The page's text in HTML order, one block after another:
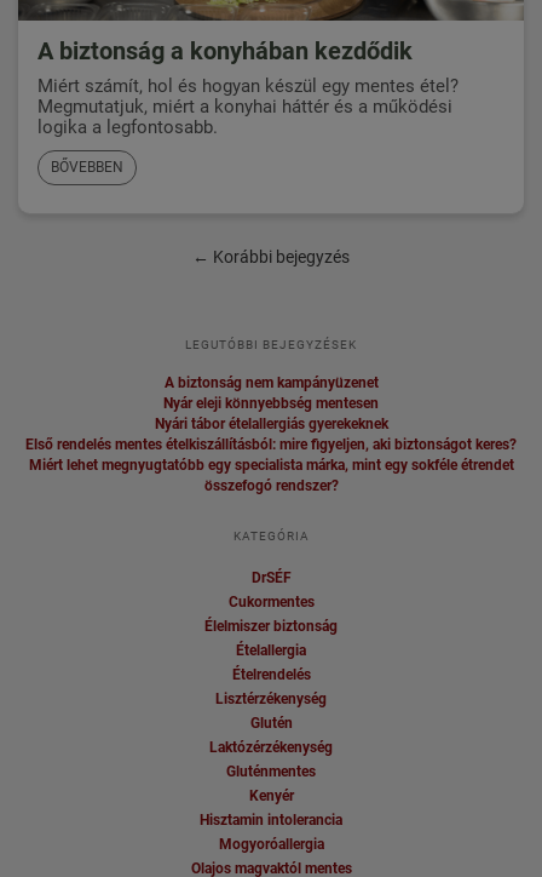
A biztonság a konyhában kezdődik
Miért számít, hol és hogyan készül egy mentes étel?
Megmutatjuk, miért a konyhai háttér és a működési
logika a legfontosabb.
BŐVEBBEN
← Korábbi bejegyzés
LEGUTÓBBI BEJEGYZÉSEK
A biztonság nem kampányüzenet
Nyár eleji könnyebbség mentesen
Nyári tábor ételallergiás gyerekeknek
Első rendelés mentes ételkiszállításból: mire figyeljen, aki biztonságot keres?
Miért lehet megnyugtatóbb egy specialista márka, mint egy sokféle étrendet
összefogó rendszer?
KATEGÓRIA
DrSÉF
Cukormentes
Élelmiszer biztonság
Ételallergia
Ételrendelés
Lisztérzékenység
Glutén
Laktózérzékenység
Gluténmentes
Kenyér
Hisztamin intolerancia
Mogyoróallergia
Olajos magvaktól mentes